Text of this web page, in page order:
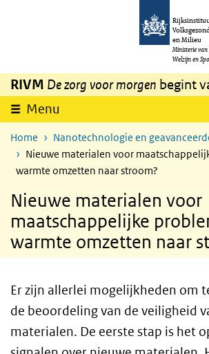
Overslaan en naar de inhoud gaan
en Milieu
Ministerie
Welzijn en
RIVM De zorg voor morgen begint
Menu
Home
Nanotechnologie en
Nieuwe materialen voor
warmte omzetten naar stroom?
Nieuwe materialen voor
maatschappelijke
warmte omzetten naar
Er zijn allerlei mogelijkheden om
de beoordeling van de veiligheid
materialen. De eerste stap is het